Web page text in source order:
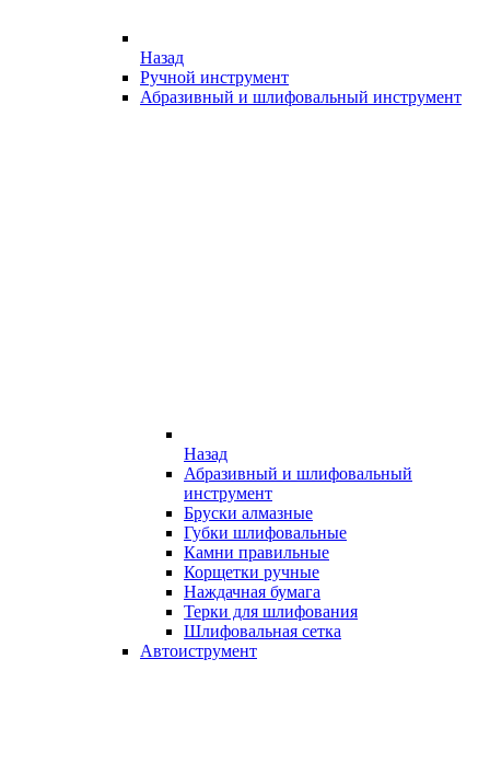
Назад
Ручной инструмент
Абразивный и шлифовальный инструмент
Назад
Абразивный и шлифовальный
инструмент
Бруски алмазные
Губки шлифовальные
Камни правильные
Корщетки ручные
Наждачная бумага
Терки для шлифования
Шлифовальная сетка
Автоиструмент